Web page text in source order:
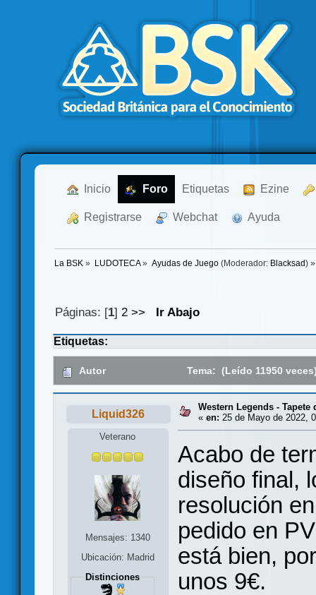
Inicio Foro Etiquetas Ezine
Registrarse Webchat Ayuda
La BSK » LUDOTECA» Ayudas de Juego(Moderador: Blacksad ) »
Páginas: [1]2 >> Ir Abajo
Etiquetas:
Autor Tema: (Leído 11950
Liquid326
Veterano
Mensajes: 1340
Ubicación: Madrid
Distinciones
Western Legends - Tapete
« en: 25 de Mayo de 2022,
Acabo de
diseño final,
resolución
pedido en
está bien,
unos 9€.